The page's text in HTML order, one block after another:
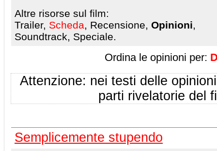
Altre risorse sul film:
Trailer, Scheda, Recensione, Opinioni,
Soundtrack, Speciale.
Ordina le opinioni per:
Attenzione: nei testi delle
parti rivelatorie del
Semplicemente stupendo